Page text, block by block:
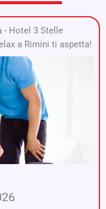
- Hotel 3 Stelle
a Rimini ti aspetta!